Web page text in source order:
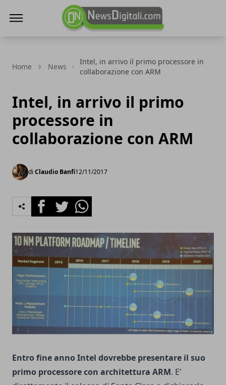
Home News
Intel, in arrivo il primo processore in
collaborazione con ARM
Intel, in arrivo il primo
processore in
collaborazione con ARM
di Claudio Banfi12/11/2017
FacebookTwitterWhatsapp
Entro fine anno Intel dovrebbe presentare il suo
primo processore con architettura ARM. E’